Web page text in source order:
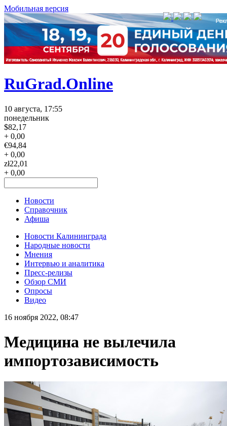
Мобильная версия
RuGrad.Online
10 августа, 17:55
понедельник
$82,17
+ 0,00
€94,84
+ 0,00
zł22,01
+ 0,00
Новости
Справочник
Афиша
Новости Калининграда
Народные новости
Мнения
Интервью и аналитика
Пресс-релизы
Обзор СМИ
Опросы
Видео
16 ноября 2022, 08:47
Медицина не вылечила
импортозависимость